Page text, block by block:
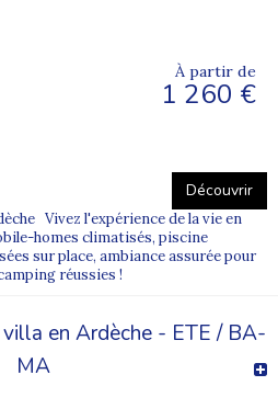
À partir de
1 260 €
Découvrir
Vivez l'expérience de la vie en
homes climatisés, piscine
sur place, ambiance assurée pour
réussies !
en Ardèche - ETE / BA-
MA